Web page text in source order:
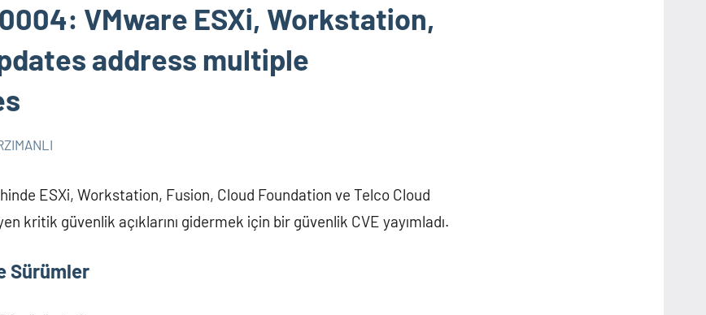
VMware ESXi, Workstation,
address multiple
ESXi, Workstation, Fusion, Cloud Foundation ve Telco Cloud
kritik güvenlik açıklarını gidermek için bir güvenlik CVE yayımladı.
Sürümler